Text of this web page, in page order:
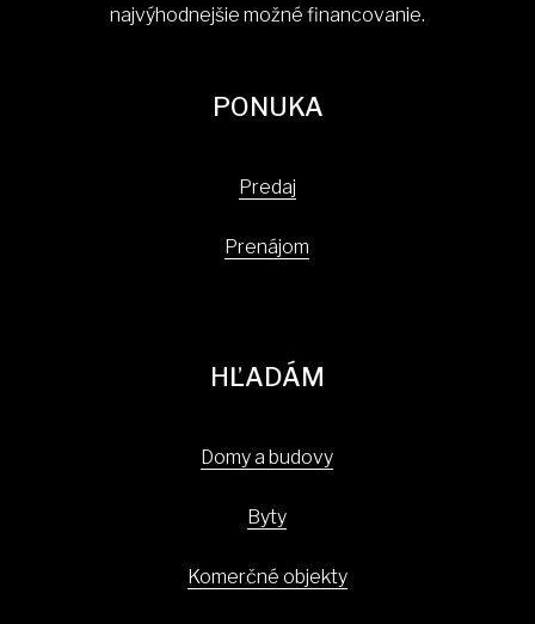
najvýhodnejšie možné financovanie.
PONUKA
Predaj
Prenájom
HĽADÁM
Domy a budovy
Byty
Komerčné objekty